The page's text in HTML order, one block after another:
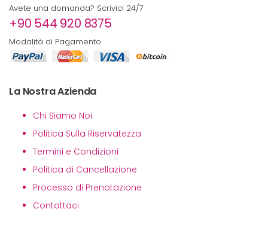
Avete una domanda? Scrivici 24/7
+90 544 920 8375
Modalità di Pagamento
La Nostra Azienda
Chi Siamo Noi
Politica Sulla Riservatezza
Termini e Condizioni
Politica di Cancellazione
Processo di Prenotazione
Contattaci